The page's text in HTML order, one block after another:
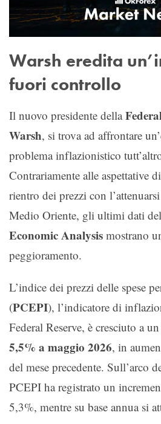
Warsh eredita
fuori controllo
Il nuovo presidente della
Warsh, si trova ad affrontare
problema inflazionistico
Contrariamente alle aspettative
rientro dei prezzi con
Medio Oriente, gli ultimi dati del
Economic Analysis mostrano
peggioramento.
L’indice dei prezzi delle spese
(PCEPI), l’indicatore di
Federal Reserve, è cresciuto a
5,5% a maggio 2026, in
del mese precedente. Sull’arco
PCEPI ha registrato un
5,3%, mentre su base annua si